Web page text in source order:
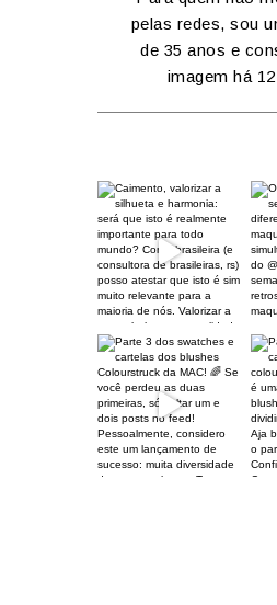
pelas redes, sou
de 35 anos e
imagem há